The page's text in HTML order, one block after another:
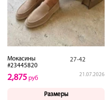
Мокасины
#23445820
27-42
21.07.2026
2,875 руб
Размеры